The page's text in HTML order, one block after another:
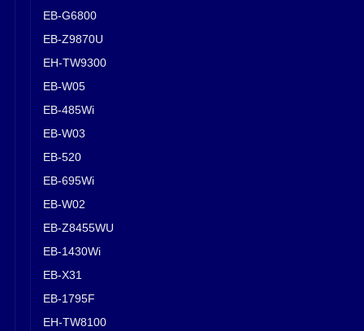
EB-G6800
EB-Z9870U
EH-TW9300
EB-W05
EB-485Wi
EB-W03
EB-520
EB-695Wi
EB-W02
EB-Z8455WU
EB-1430Wi
EB-X31
EB-1795F
EH-TW8100